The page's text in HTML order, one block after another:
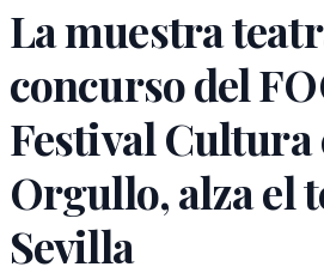
La muestra
concurso del
Festival Cultura
Orgullo, alza el
Sevilla